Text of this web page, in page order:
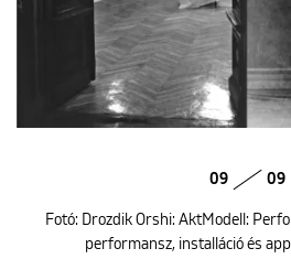
09 09
Fotó: Drozdik Orshi: AktModell:
performansz, installáció és